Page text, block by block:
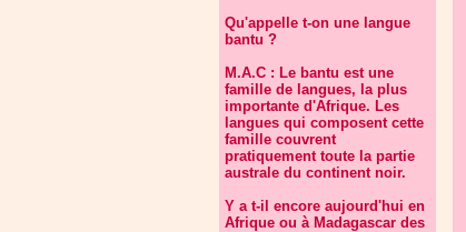
Qu'appelle t-on une langue
bantu ?
M.A.C : Le bantu est une
famille de langues, la plus
importante d'Afrique. Les
langues qui composent cette
famille couvrent
pratiquement toute la partie
australe du continent noir.
Y a t-il encore aujourd'hui en
Afrique ou à Madagascar des